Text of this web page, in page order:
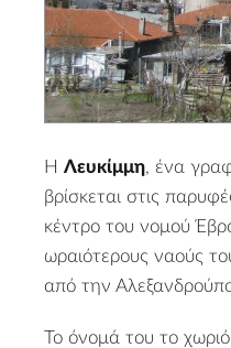
Η Λευκίμμη, ένα
βρίσκεται στις
κέντρο του νομού
ωραιότερους ναούς
από την
Το όνομά του το